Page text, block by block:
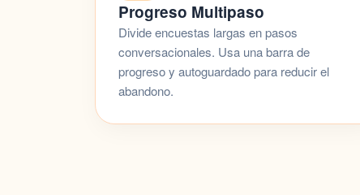
Progreso Multipaso
Divide encuestas largas en pasos
conversacionales. Usa una barra de
progreso y autoguardado para reducir el
abandono.